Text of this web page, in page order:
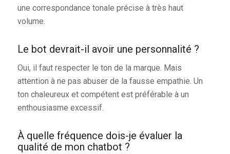
une correspondance tonale précise à très haut
volume.
Le bot devrait-il avoir une personnalité ?
Oui, il faut respecter le ton de la marque. Mais
attention à ne pas abuser de la fausse empathie. Un
ton chaleureux et compétent est préférable à un
enthousiasme excessif.
À quelle fréquence dois-je évaluer la
qualité de mon chatbot ?